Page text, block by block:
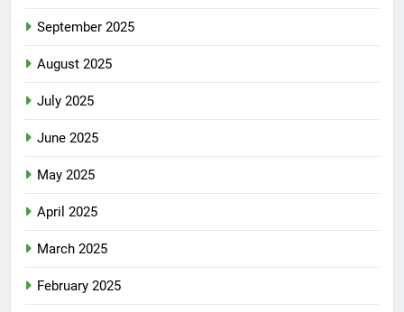
September 2025
August 2025
July 2025
June 2025
May 2025
April 2025
March 2025
February 2025